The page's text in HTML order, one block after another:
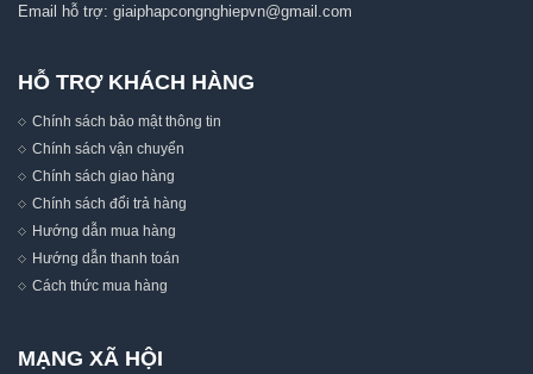
Email hỗ trợ: giaiphapcongnghiepvn@gmail.com
HỖ TRỢ KHÁCH HÀNG
Chính sách bảo mật thông tin
Chính sách vận chuyển
Chính sách giao hàng
Chính sách đổi trả hàng
Hướng dẫn mua hàng
Hướng dẫn thanh toán
Cách thức mua hàng
MẠNG XÃ HỘI